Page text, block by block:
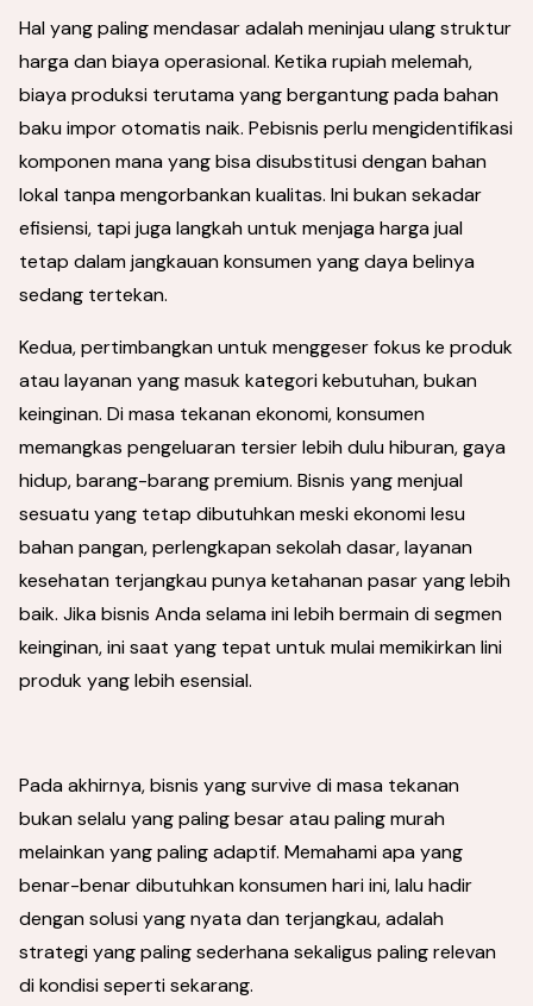
Hal yang paling mendasar adalah meninjau ulang struktur
harga dan biaya operasional. Ketika rupiah melemah,
biaya produksi terutama yang bergantung pada bahan
baku impor otomatis naik. Pebisnis perlu mengidentifikasi
komponen mana yang bisa disubstitusi dengan bahan
lokal tanpa mengorbankan kualitas. Ini bukan sekadar
efisiensi, tapi juga langkah untuk menjaga harga jual
tetap dalam jangkauan konsumen yang daya belinya
sedang tertekan.
Kedua, pertimbangkan untuk menggeser fokus ke produk
atau layanan yang masuk kategori kebutuhan, bukan
keinginan. Di masa tekanan ekonomi, konsumen
memangkas pengeluaran tersier lebih dulu hiburan, gaya
hidup, barang-barang premium. Bisnis yang menjual
sesuatu yang tetap dibutuhkan meski ekonomi lesu
bahan pangan, perlengkapan sekolah dasar, layanan
kesehatan terjangkau punya ketahanan pasar yang lebih
baik. Jika bisnis Anda selama ini lebih bermain di segmen
keinginan, ini saat yang tepat untuk mulai memikirkan lini
produk yang lebih esensial.
Pada akhirnya, bisnis yang survive di masa tekanan
bukan selalu yang paling besar atau paling murah
melainkan yang paling adaptif. Memahami apa yang
benar-benar dibutuhkan konsumen hari ini, lalu hadir
dengan solusi yang nyata dan terjangkau, adalah
strategi yang paling sederhana sekaligus paling relevan
di kondisi seperti sekarang.